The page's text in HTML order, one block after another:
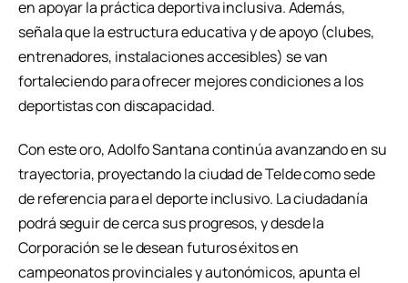
en apoyar la práctica deportiva inclusiva. Además,
señala que la estructura educativa y de apoyo (clubes,
entrenadores, instalaciones accesibles) se van
fortaleciendo para ofrecer mejores condiciones a los
deportistas con discapacidad.
Con este oro, Adolfo Santana continúa avanzando en su
trayectoria, proyectando la ciudad de Telde como sede
de referencia para el deporte inclusivo. La ciudadanía
podrá seguir de cerca sus progresos, y desde la
Corporación se le desean futuros éxitos en
campeonatos provinciales y autonómicos, apunta el